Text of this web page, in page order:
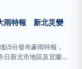
離外島的屏東縣、臺東
勁陣風可能帶來的影
雨特報 新北災變
5分發布豪雨特報，
日新北市地區及宜蘭縣